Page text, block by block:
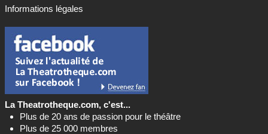
Informations légales
La Theatrotheque.com, c'est...
Plus de 20 ans de passion pour le théâtre
Plus de 25 000 membres